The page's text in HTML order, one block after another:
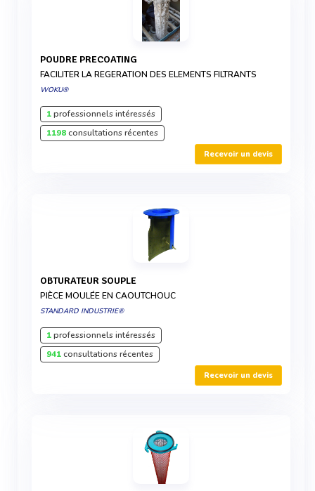
POUDRE PRECOATING
FACILITER LA REGERATION DES ELEMENTS FILTRANTS
WOKU®
1professionnels intéressés
1198consultations récentes
Recevoir un devis
OBTURATEUR SOUPLE
PIÈCE MOULÉE EN CAOUTCHOUC
STANDARD INDUSTRIE®
1professionnels intéressés
941consultations récentes
Recevoir un devis